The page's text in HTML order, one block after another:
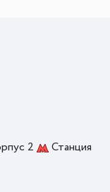
2
Станция